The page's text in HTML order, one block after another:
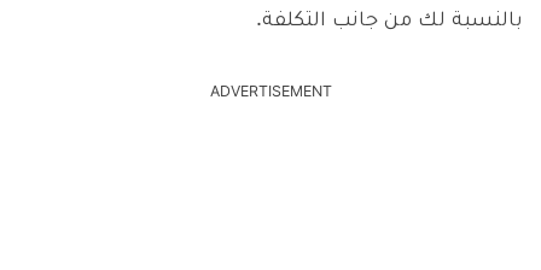
بالنسبة لك من جانب التكلفة.
ADVERTISEMENT